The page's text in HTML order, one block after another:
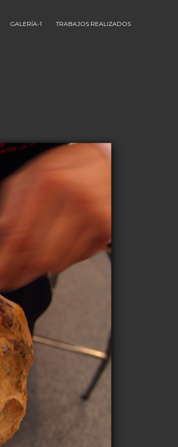
GALERÍA-1 TRABAJOS REALIZADOS